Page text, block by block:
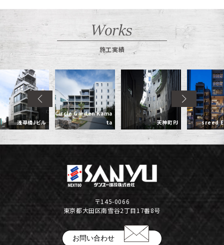
建設部門の協力会社のみなさまへ
（請求書関係はコチラ）
金属製品部門(埼玉金属工場)
（請求書用紙ダウンロードはコチラ）
会社案内ダウンロード（PDF）
施工実績
浅草橋Jビル
Circle Garden Kama
ta
天神町PJ sreed
〒145-0066
東京都大田区南雪谷2丁目17番8号
お問い合わせ